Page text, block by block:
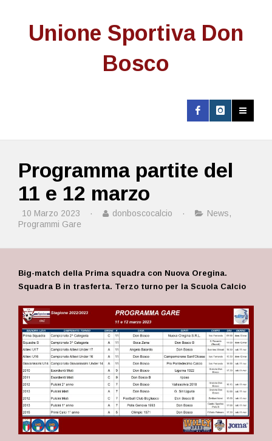
Unione Sportiva Don
Bosco
Programma partite del
11 e 12 marzo
10 Marzo 2023 · donboscocalcio · News,
Programmi Gare
Big-match della Prima squadra con Nuova Oregina.
Squadra B in trasferta. Terzo turno per la Scuola Calcio